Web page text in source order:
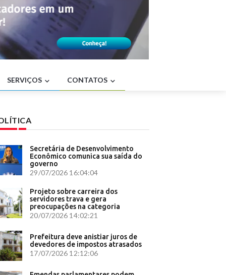
rolar -
-
-
na
- G1
SP - G1
SERVIÇOS CONTATOS
Secretária de Desenvolvimento
Econômico comunica sua saída do
governo
29/07/2026 16:04:04
Projeto sobre carreira dos
servidores trava e gera
preocupações na categoria
20/07/2026 14:02:21
Prefeitura deve anistiar juros de
devedores de impostos atrasados
17/07/2026 12:12:06